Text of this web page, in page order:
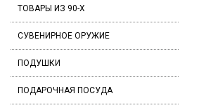
ТОВАРЫ ИЗ 90-Х
СУВЕНИРНОЕ ОРУЖИЕ
ПОДУШКИ
ПОДАРОЧНАЯ ПОСУДА